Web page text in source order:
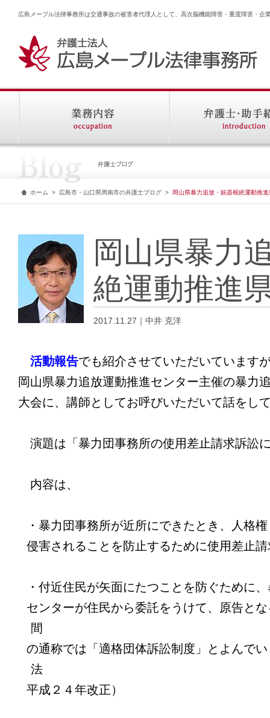
広島メープル法律事務所は交通事故の被害者代理人として、高次脳機能障害・重度障害・企
ホーム > 広島市・山口県周南市の弁護士ブログ > 岡山県暴力追放・銃器根絶運動推
岡山県暴力
絶運動推進
2017.11.27｜中井 克洋
活動報告でも紹介させていただいています
岡山県暴力追放運動推進センター主催の暴力
大会に、講師としてお呼びいただいて話をし
演題は「暴力団事務所の使用差止請求訴訟
内容は、
・暴力団事務所が近所にできたとき、人格
侵害されることを防止するために使用差止
・付近住民が矢面にたつことを防ぐために
センターが住民から委託をうけて、原告と
間
の通称では「適格団体訴訟制度」とよんで
法
平成２４年改正）